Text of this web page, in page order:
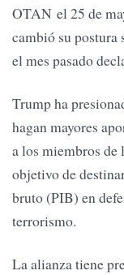
OTAN el 25 de
cambió su postura
el mes pasado
Trump ha
hagan mayores
a los miembros de
objetivo de
bruto (PIB) en
terrorismo.
La alianza tiene